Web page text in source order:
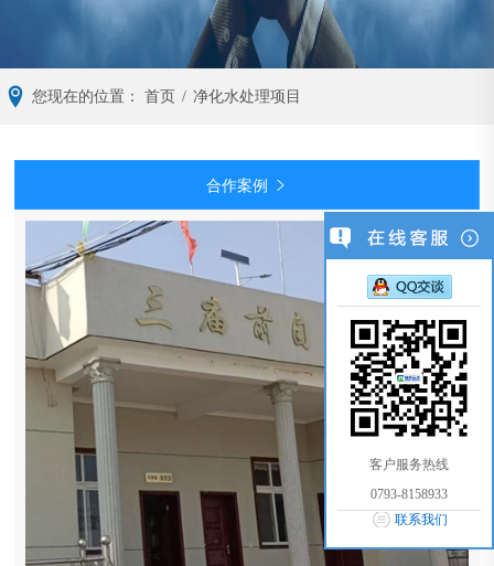
您现在的位置： 首页 / 净化水处理项目
合作案例 
客户服务热线
0793-8158933
联系我们